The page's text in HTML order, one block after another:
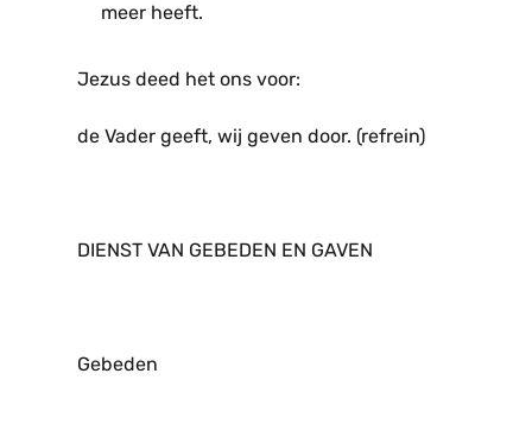
meer heeft.
Jezus deed het ons voor:
de Vader geeft, wij geven door. (refrein)
DIENST VAN GEBEDEN EN GAVEN
Gebeden